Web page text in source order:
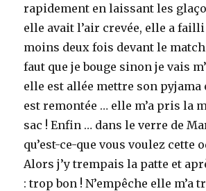
rapidement en laissant les
elle avait l’air crevée, elle a
moins deux fois devant le match
faut que je bouge sinon je vais
elle est allée mettre son pyjama
est remontée … elle m’a pris la
sac ! Enfin … dans le verre de
qu’est-ce-que vous voulez cette
Alors j’y trempais la patte et
: trop bon ! N’empêche elle m’a